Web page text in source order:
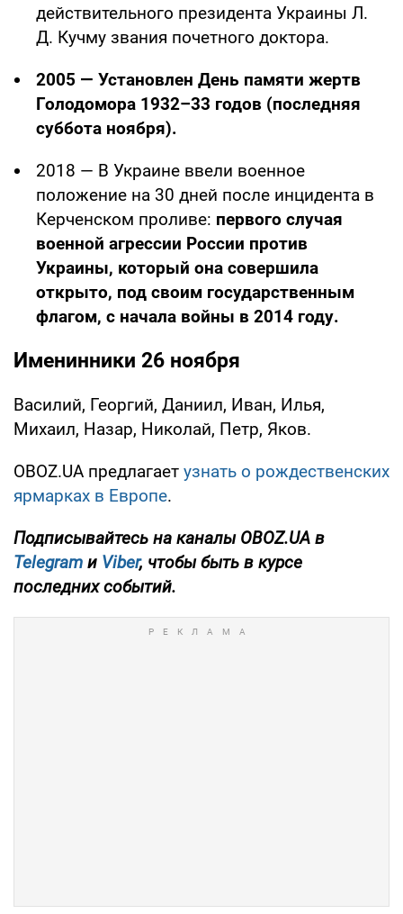
действительного президента Украины Л.
Д. Кучму звания почетного доктора.
2005 — Установлен День памяти жертв
Голодомора 1932–33 годов (последняя
суббота ноября).
2018 — В Украине ввели военное
положение на 30 дней после инцидента в
Керченском проливе: первого случая
военной агрессии России против
Украины, который она совершила
открыто, под своим государственным
флагом, с начала войны в 2014 году.
Именинники 26 ноября
Василий, Георгий, Даниил, Иван, Илья,
Михаил, Назар, Николай, Петр, Яков.
OBOZ.UA предлагает узнать о рождественских
ярмарках в Европе.
Подписывайтесь на каналы OBOZ.UA в
Telegram и Viber, чтобы быть в курсе
последних событий.